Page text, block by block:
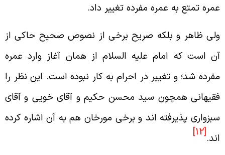
تمتع به عمره مفرده تغيير داد.
ظاهر و بلكه صريح برخى از نصوص صحيح حاكى از
است كه امام عليه السلام از همان آغاز وارد عمره
شد؛ و تغيير در احرام به كار نبوده است. اين نظر را
همچون سيد محسن حكيم و آقاى خويى و آقاى
پذيرفته اند و برخى مورخان هم به آن اشاره كرده